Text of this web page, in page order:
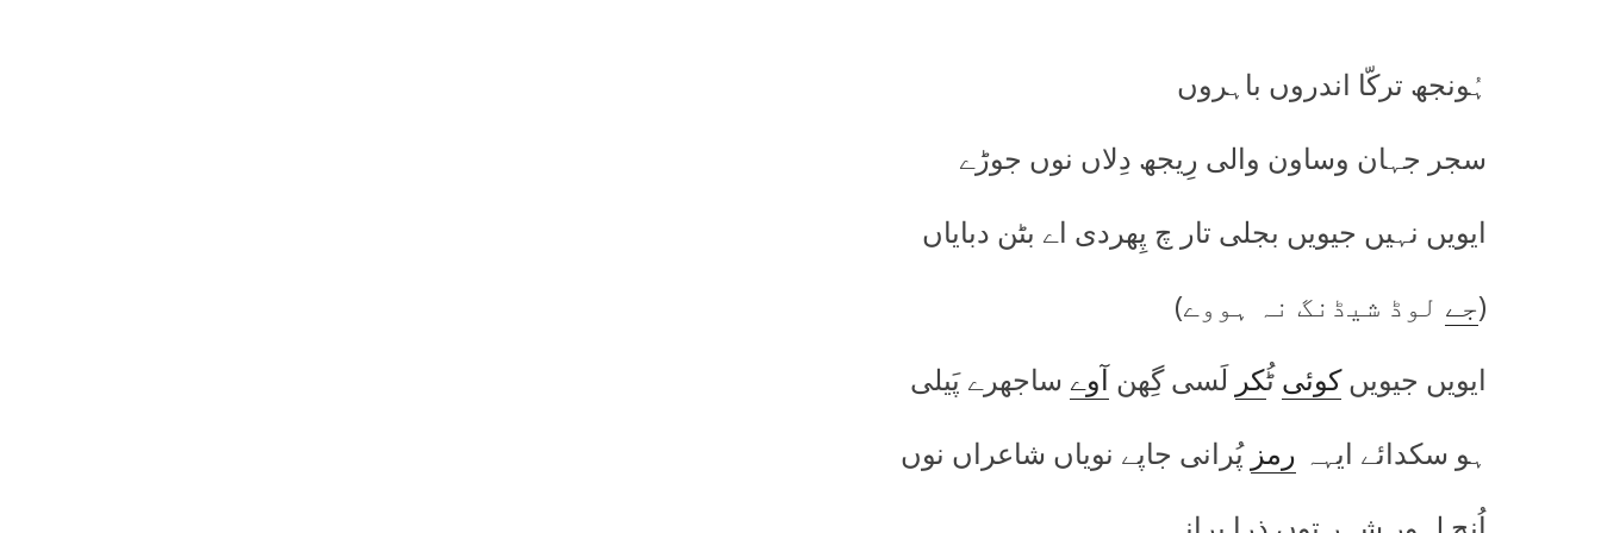
ہُونجھ ترکّا اندروں باہروں
سجر جہان وساون والی رِیجھ دِلاں نوں جوڑے
ایویں نہیں جیویں بجلی تار چ پِھردی اے بٹن دبایاں
(جے لوڈ شیڈنگ نہ ہووے)
ایویں جیویںکوئیٹُکر لَسی گِھنآوے ساجھرے پَیلی
ہو سکدائے ایہہ رمز پُرانی جاپے نویاں شاعراں نوں